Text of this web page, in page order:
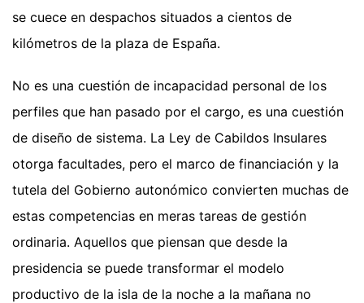
se cuece en despachos situados a cientos de
kilómetros de la plaza de España.
No es una cuestión de incapacidad personal de los
perfiles que han pasado por el cargo, es una cuestión
de diseño de sistema. La Ley de Cabildos Insulares
otorga facultades, pero el marco de financiación y la
tutela del Gobierno autonómico convierten muchas de
estas competencias en meras tareas de gestión
ordinaria. Aquellos que piensan que desde la
presidencia se puede transformar el modelo
productivo de la isla de la noche a la mañana no